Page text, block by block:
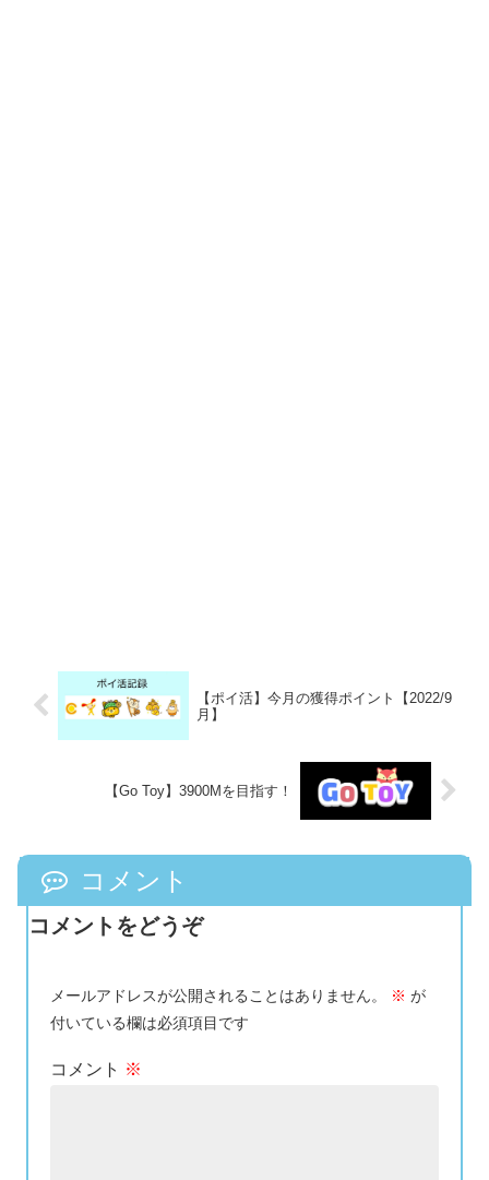
【ポイ活】今月の獲得ポイント【2022/9
月】
【Go Toy】3900Mを目指す！
コメント
コメントをどうぞ
メールアドレスが公開されることはありません。 ※ が
付いている欄は必須項目です
コメント ※